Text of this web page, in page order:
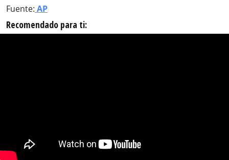
Fuente: AP
Recomendado para ti: